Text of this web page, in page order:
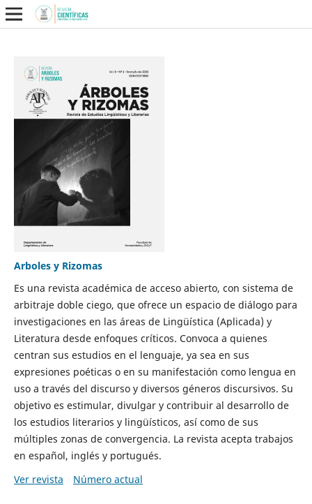
Arboles y Rizomas
Es una revista académica de acceso abierto, con sistema de
arbitraje doble ciego, que ofrece un espacio de diálogo para
investigaciones en las áreas de Lingüística (Aplicada) y
Literatura desde enfoques críticos. Convoca a quienes
centran sus estudios en el lenguaje, ya sea en sus
expresiones poéticas o en su manifestación como lengua en
uso a través del discurso y diversos géneros discursivos. Su
objetivo es estimular, divulgar y contribuir al desarrollo de
los estudios literarios y lingüísticos, así como de sus
múltiples zonas de convergencia. La revista acepta trabajos
en español, inglés y portugués.
Ver revista
Número actual